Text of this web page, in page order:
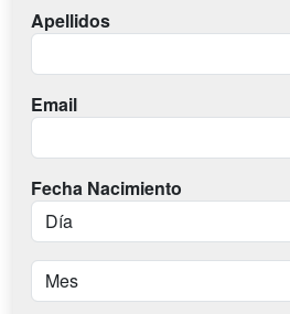
Apellidos
Email
Fecha Nacimiento